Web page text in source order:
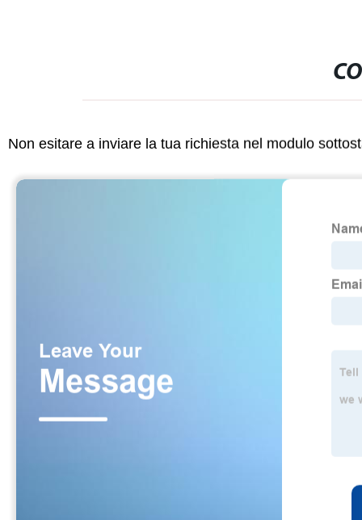
Non esitare a inviare la tua richiesta nel modulo